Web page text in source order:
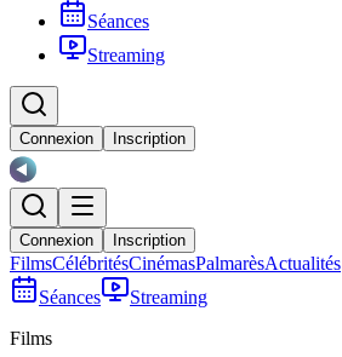
Séances
Streaming
Connexion Inscription
Connexion Inscription
FilmsCélébritésCinémasPalmarèsActualités
Séances
Streaming
Films